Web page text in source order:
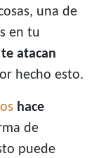
una de
en tu
atacan
hecho esto.
hace
de
puede